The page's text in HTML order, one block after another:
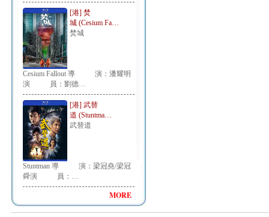
[港] 焚
城 (Cesium Fa…
焚城
Cesium Fallout 導 演：潘耀明
演 員：劉德…
[港] 武替
道 (Stuntma…
武替道
Stuntman 導 演：梁冠堯/梁冠
舜演 員：…
MORE